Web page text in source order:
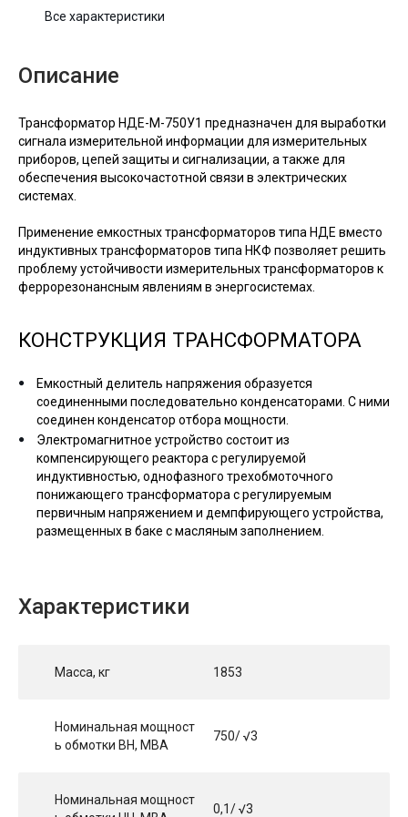
Все характеристики
Описание
Трансформатор НДЕ-М-750У1 предназначен для выработки
сигнала измерительной информации для измерительных
приборов, цепей защиты и сигнализации, а также для
обеспечения высокочастотной связи в электрических
системах.
Применение емкостных трансформаторов типа НДЕ вместо
индуктивных трансформаторов типа НКФ позволяет решить
проблему устойчивости измерительных трансформаторов к
феррорезонансным явлениям в энергосистемах.
КОНСТРУКЦИЯ ТРАНСФОРМАТОРА
Емкостный делитель напряжения образуется
соединенными последовательно конденсаторами. С ними
соединен конденсатор отбора мощности.
Электромагнитное устройство состоит из
компенсирующего реактора с регулируемой
индуктивностью, однофазного трехобмоточного
понижающего трансформатора с регулируемым
первичным напряжением и демпфирующего устройства,
размещенных в баке с масляным заполнением.
Характеристики
Масса, кг 1853
Номинальная мощност
ь обмотки ВН, МВА
750/ √3
Номинальная мощност
0,1/ √3